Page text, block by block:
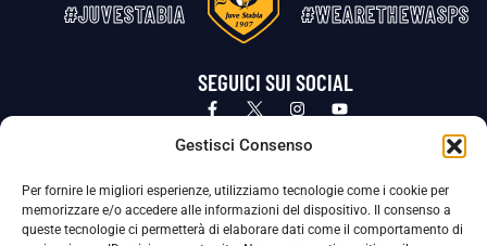
Gestisci Consenso
Per fornire le migliori esperienze, utilizziamo tecnologie come i cookie per
memorizzare e/o accedere alle informazioni del dispositivo. Il consenso a
queste tecnologie ci permetterà di elaborare dati come il comportamento di
#JUVESTABIA #WEARETHEWASPS
SEGUICI SUI SOCIAL
Privacy Policy Cookie Policy
La Società ha nominato il Responsabile della Protezione dei Dati Personali (DPO), figura specializzata che vigila sulle modalità
adottate dalla nostra Società per tutelare i Suoi dati personali.